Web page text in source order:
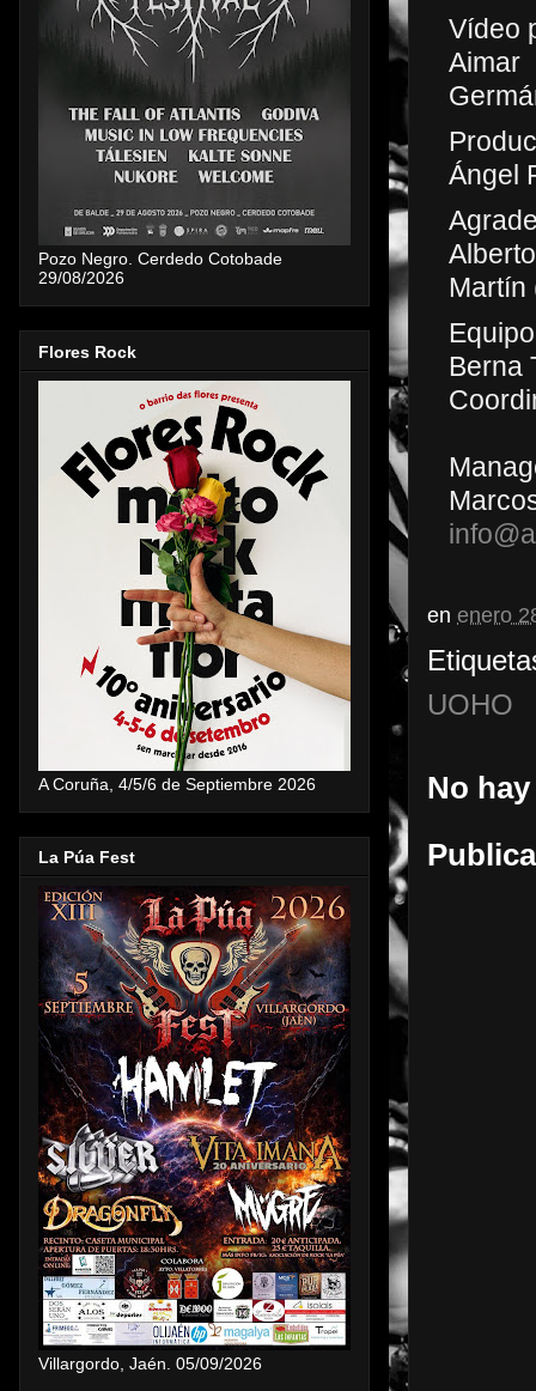
Vídeo
Aimar
Ángel
Martín
Berna
en enero
UOHO
No
Pozo Negro. Cerdedo Cotobade
29/08/2026
Flores Rock
A Coruña, 4/5/6 de Septiembre 2026
La Púa Fest
Villargordo, Jaén. 05/09/2026